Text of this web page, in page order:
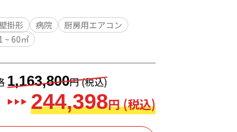
掛形 病院
厨房用エアコン
~ 60㎡
1,163,800円 (税込)
244,398円 (税込)